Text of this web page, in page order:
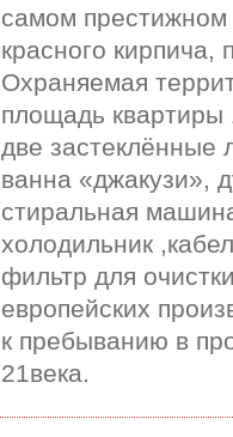
самом
красного
Охраняемая
площадь квартиры
две застеклённые
ванна «джакузи»,
стиральная
холодильник
фильтр для
европейских
к пребыванию в
21века.